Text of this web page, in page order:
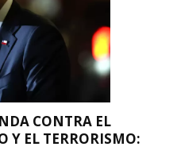
CONTRA EL
Y EL TERRORISMO: